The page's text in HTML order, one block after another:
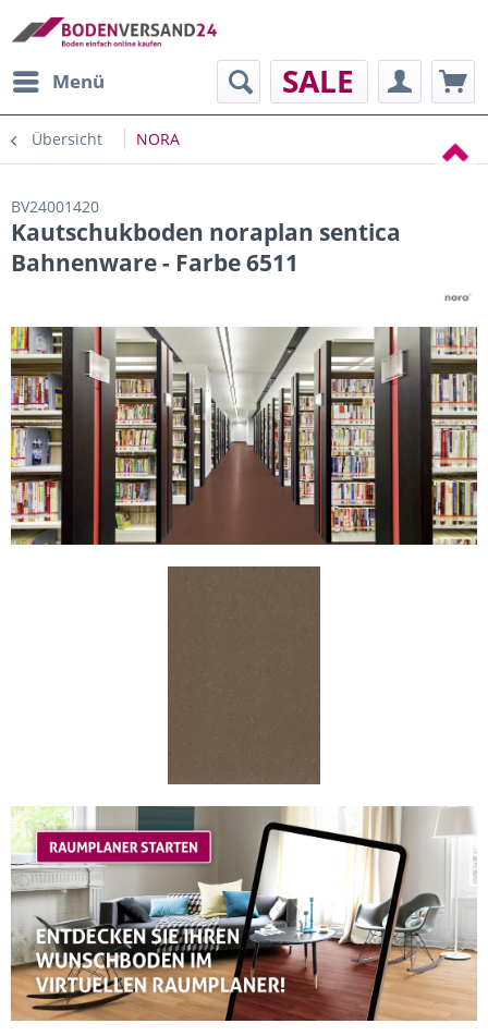
Menü SALE
Übersicht NORA
BV24001420
Kautschukboden noraplan sentica
Bahnenware - Farbe 6511